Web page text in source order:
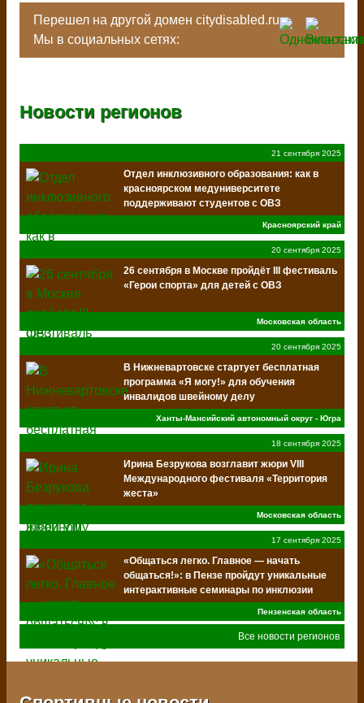
Перешел на другой домен citydisabled.ru
Мы в социальных сетях:
Новости регионов
21 сентября 2025
Отдел инклюзивного образования: как в
красноярском медуниверситете
поддерживают студентов с ОВЗ
Красноярский край
20 сентября 2025
26 сентября в Москве пройдёт III фестиваль
«Герои спорта» для детей с ОВЗ
Московская область
20 сентября 2025
В Нижневартовске стартует бесплатная
программа «Я могу!» для обучения
инвалидов швейному делу
Ханты-Мансийский автономный округ - Югра
18 сентября 2025
Ирина Безрукова возглавит жюри VIII
Международного фестиваля «Территория
жеста»
Московская область
17 сентября 2025
«Общаться легко. Главное — начать
общаться!»: в Пензе пройдут уникальные
интерактивные семинары по инклюзии
Пензенская область
Все новости регионов